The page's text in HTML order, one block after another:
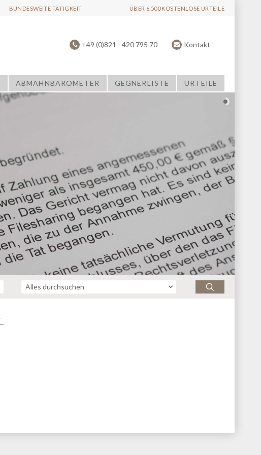
BUNDESWEITE TÄTIGKEIT ÜBER 6.500 KOSTENLOSE URTEILE
+49 (0)821 - 420 795 70 Kontakt
ABMAHNBAROMETER GEGNERLISTE URTEILE